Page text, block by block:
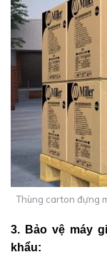
Thùng carton đựng
3. Bảo vệ máy
khẩu: